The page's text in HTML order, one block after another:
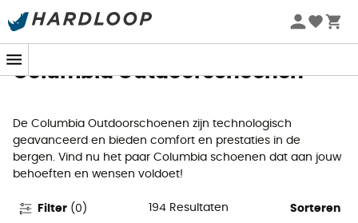
Zomeraanbiedingen 🔥 -5% EXTRA vanaf 2 producten* met
Columbia Outdoorschoenen
De Columbia Outdoorschoenen zijn technologisch
geavanceerd en bieden comfort en prestaties in de
bergen. Vind nu het paar Columbia schoenen dat aan jouw
behoeften en wensen voldoet!
Filter (0 ) 194 Resultaten Sorteren